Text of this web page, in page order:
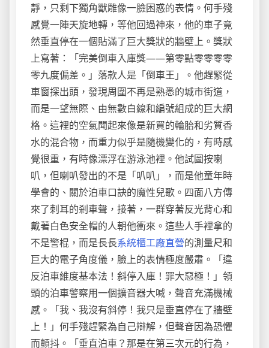
靜，只剩下獨角獸雕像一臉困惑的表情。何手殘
感覺一陣天旋地轉，等他回過神來，他的車子竟
然垂直停在一個貼滿了巨大獎狀的牆壁上。獎狀
上寫著：「完美倒車入庫獎——第零點零零零零
零九度偏差。」落款人是「倒車王」。他趕緊從
車窗探出頭，發現周圍不再是熟悉的城市街道，
而是一望無際、由無數白線和編號組成的巨大網
格。這裡的空氣聞起來像是新買的輪胎和劣質香
水的混合物，而重力似乎是隨機變化的，有時感
覺很重，有時像漂浮在游泳池裡。他試圖按喇
叭，但喇叭發出的不是「叭叭」，而是他童年時
學會的、關於泊車口訣的魔性兒歌。四面八方傳
來了刺耳的剎車聲，接著，一群穿著反光背心和
戴著白色安全帽的人朝他衝來。這些人手裡拿的
不是警棍，而是長長系統櫃工廠直營的測量尺和
巨大的電子角度儀，臉上的表情極度嚴肅。「違
反泊車維度基本法！斜停入庫！罪大惡極！」領
頭的泊車警察用一個擴音器大喊，聲音充滿機械
感。「我、我沒有斜停！我只是垂直停在了牆壁
上！」何手殘趕緊為自己辯解，但聲音因為恐懼
而顫抖。「垂直泊車？那是在第三次元的行為，